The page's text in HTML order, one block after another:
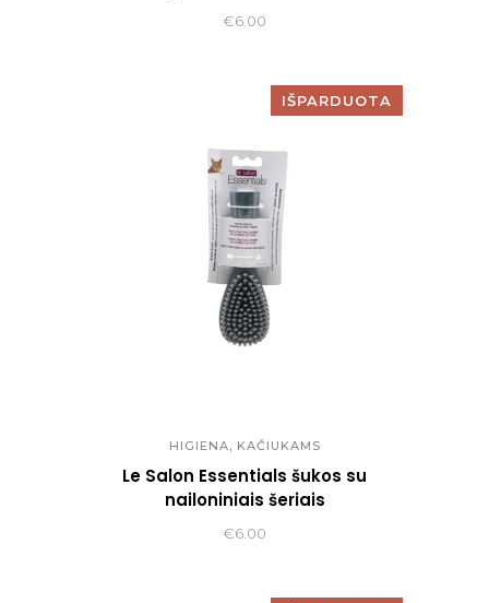
€6.00
IŠPARDUOTA
HIGIENA, KAČIUKAMS
Le Salon Essentials šukos su
nailoniniais šeriais
€6.00